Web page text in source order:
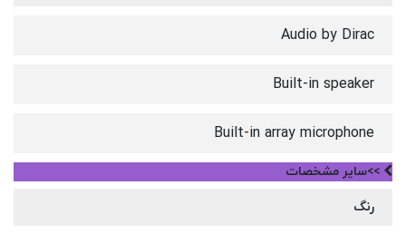
Audio by Dirac
Built-in speaker
Built-in array microphone
>>سایر مشخصات
رنگ